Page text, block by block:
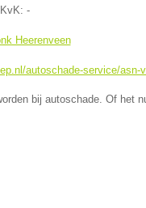
-
Heerenveen
autoschade-service/asn-
bij autoschade. Of het